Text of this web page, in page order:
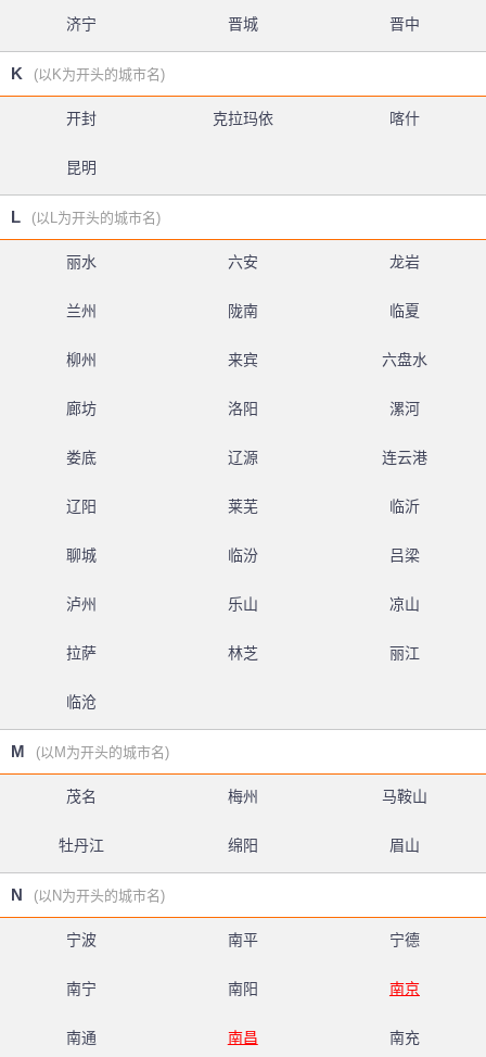
济宁 晋城 晋中
K (以K为开头的城市名)
开封 克拉玛依 喀什
昆明
L (以L为开头的城市名)
丽水 六安 龙岩
兰州 陇南 临夏
柳州 来宾 六盘水
廊坊 洛阳 漯河
娄底 辽源 连云港
辽阳 莱芜 临沂
聊城 临汾 吕梁
泸州 乐山 凉山
拉萨 林芝 丽江
临沧
M (以M为开头的城市名)
茂名 梅州 马鞍山
牡丹江 绵阳 眉山
N (以N为开头的城市名)
宁波 南平 宁德
南宁 南阳 南京
南通 南昌 南充